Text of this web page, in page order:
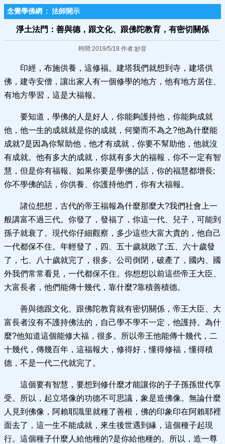
念覺學佛網 : 法師開示
淨土法門：善與德，跟文化、跟佛陀教育，有密切關係
時間:2019/5/18 作者:妙音
印經，布施供養，這修福。建塔我們就想到寺，建塔供
佛，建寺安僧，讓出家人有一個修學的地方，他有地方居住、
有地方學習，這是大福報。
要知道，學佛的人是好人，你能夠護持他，你能夠成就
他，他一生的成就就是你的成就，何樂而不為之?他為什麼能
成就?是因為你幫助他，他才有成就，你要不幫助他，他就沒
有成就。他有多大的成就，你就有多大的福報，你不一定有智
慧，但是你有福報。如果你要是學佛的話，你的福慧都增長;
你不學佛的話，你供養、你護持他們，你有大福報。
諸位想想，古代的帝王福報為什麼那麼大?我們社會上一
般講富不過三代。你發了，發福了，你這一代、兒子，可能到
孫子就衰了。現代你仔細觀察，多少這些大富大貴的，他自己
一代都保不住。年輕發了，四、五十歲就敗了;五、六十歲發
了，七、八十歲就完了，很多。公司倒閉，破產了，國內、國
外我們常常看見，一代都保不住。你想想以前這些帝王大臣、
大富長者，他們能傳十幾代，靠什麼?靠積善積德。
善與德跟文化、跟佛陀教育就有密切關係，帝王大臣、大
富長者沒有不護持佛法的，自己學不學不一定，他護持。為什
麼?他知道這個能修大福，很多。所以帝王他能傳十幾代，二
十幾代，傳幾百年，這福報大，修得好，懂得修福，懂得積
德，不是一代二代就完了。
這個要有智慧，要想到修什麼才能讓你的子子孫孫世代享
受。所以，起立塔像的功德不可思議，象是造佛像。無論什麼
人見到佛像，阿賴耶識里就種了善根，佛的印象印在阿賴耶裡
面去了，這一生不能成就，來生後世遇到緣，這個種子起現
行。這個種子什麼人給他種的?是你給他種的。所以，造一尊